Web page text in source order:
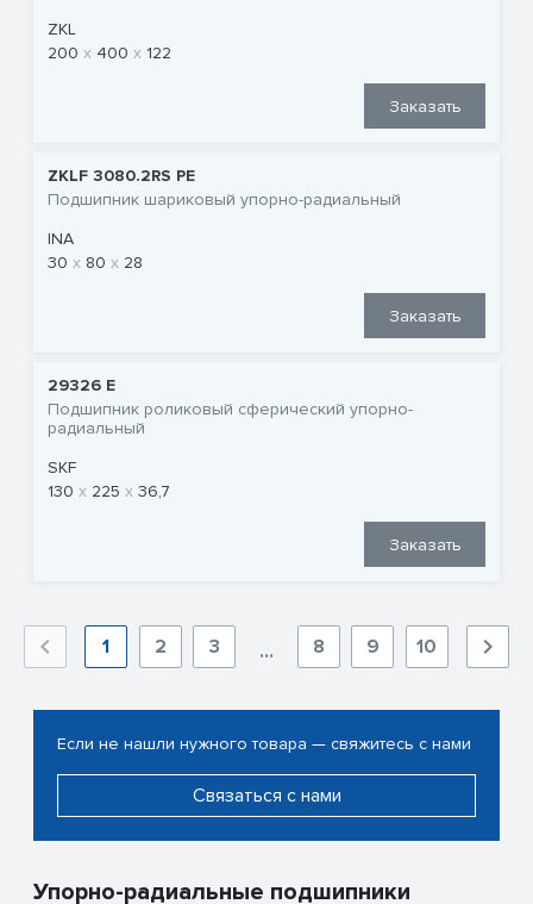
ZKL
200
400 122
Заказать
ZKLF 3080.2RS PE
Подшипник шариковый упорно-радиальный
INA
30
80 28
Заказать
29326 E
Подшипник роликовый сферический упорно-
радиальный
SKF
130
225 36,7
Заказать
1 2 3 ... 8 9 10
Если не нашли нужного товара — свяжитесь с нами
Связаться с нами
Упорно-радиальные подшипники